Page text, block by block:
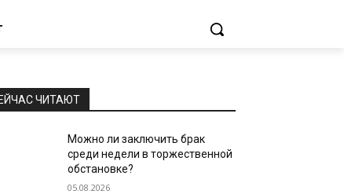
ЧИТАЮТ
Можно ли заключить брак
среди недели в торжественной
обстановке?
05.08.2026